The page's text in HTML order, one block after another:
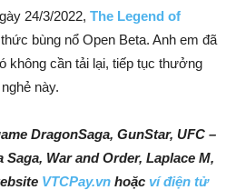
24/3/2022, The Legend of
bùng nổ Open Beta. Anh em đã
không cần tải lại, tiếp tục thưởng
này.
DragonSaga, GunStar, UFC –
War and Order, Laplace M,
VTCPay.vn hoặc ví điện tử